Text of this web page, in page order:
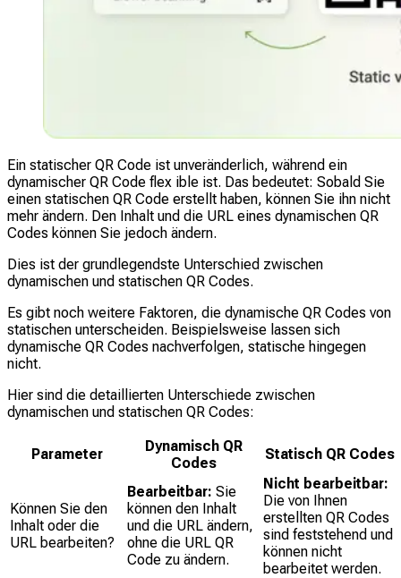
Ein statischer QR Code ist unveränderlich, während ein
dynamischer QR Code flex ible ist. Das bedeutet: Sobald Sie
einen statischen QR Code erstellt haben, können Sie ihn nicht
mehr ändern. Den Inhalt und die URL eines dynamischen QR
Codes können Sie jedoch ändern.
Dies ist der grundlegendste Unterschied zwischen
dynamischen und statischen QR Codes.
Es gibt noch weitere Faktoren, die dynamische QR Codes von
statischen unterscheiden. Beispielsweise lassen sich
dynamische QR Codes nachverfolgen, statische hingegen
nicht.
Hier sind die detaillierten Unterschiede zwischen
dynamischen und statischen QR Codes:
Parameter
Dynamisch QR
Codes
Statisch QR Codes
Können Sie den
Inhalt oder die
URL bearbeiten?
Bearbeitbar: Sie
können den Inhalt
und die URL ändern,
ohne die URL QR
Code zu ändern.
Nicht bearbeitbar:
Die von Ihnen
erstellten QR Codes
sind feststehend und
können nicht
bearbeitet werden.